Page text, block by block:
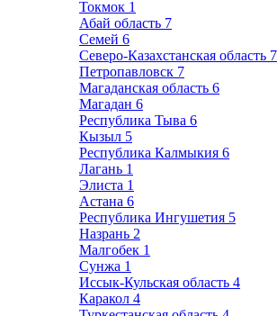
Токмок 1
Абай область 7
Семей 6
Северо-Казахстанская область 7
Петропавловск 7
Магаданская область 6
Магадан 6
Республика Тыва 6
Кызыл 5
Республика Калмыкия 6
Лагань 1
Элиста 1
Астана 6
Республика Ингушетия 5
Назрань 2
Малгобек 1
Сунжа 1
Иссык-Кульская область 4
Каракол 4